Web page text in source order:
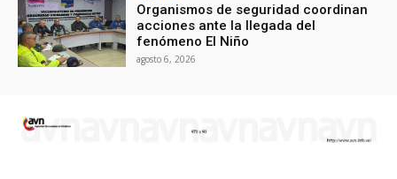
Organismos de seguridad coordinan
acciones ante la llegada del
fenómeno El Niño
agosto 6, 2026